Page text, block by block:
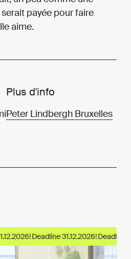
payée pour faire
aime.
Plus d'info
Peter Lindbergh Bruxelles